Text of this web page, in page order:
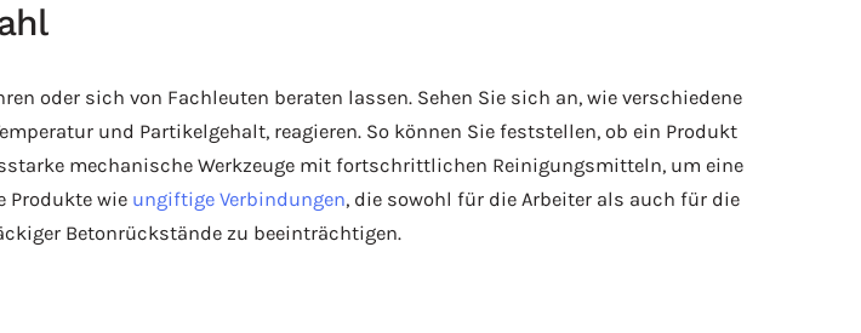
oder sich von Fachleuten beraten lassen. Sehen Sie sich an, wie verschiedene
und Partikelgehalt, reagieren. So können Sie feststellen, ob ein Produkt
mechanische Werkzeuge mit fortschrittlichen Reinigungsmitteln, um eine
Produkte wie ungiftige Verbindungen, die sowohl für die Arbeiter als auch für die
Betonrückstände zu beeinträchtigen.